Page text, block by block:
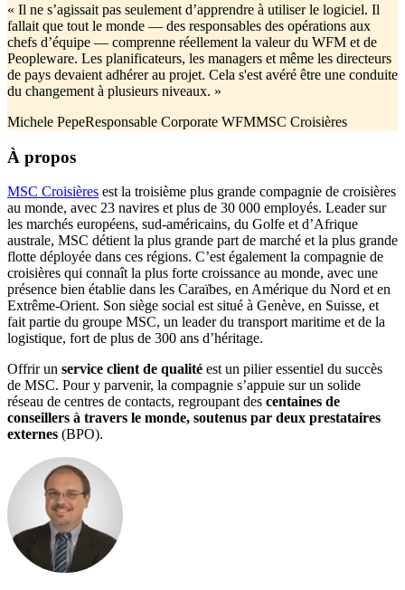
« Il ne s’agissait pas seulement d’apprendre à utiliser le logiciel. Il
fallait que tout le monde — des responsables des opérations aux
chefs d’équipe — comprenne réellement la valeur du WFM et de
Peopleware. Les planificateurs, les managers et même les directeurs
de pays devaient adhérer au projet. Cela s'est avéré être une conduite
du changement à plusieurs niveaux. »
Michele PepeResponsable Corporate WFMMSC Croisières
À propos
MSC Croisières est la troisième plus grande compagnie de croisières
au monde, avec 23 navires et plus de 30 000 employés. Leader sur
les marchés européens, sud-américains, du Golfe et d’Afrique
australe, MSC détient la plus grande part de marché et la plus grande
flotte déployée dans ces régions. C’est également la compagnie de
croisières qui connaît la plus forte croissance au monde, avec une
présence bien établie dans les Caraïbes, en Amérique du Nord et en
Extrême-Orient. Son siège social est situé à Genève, en Suisse, et
fait partie du groupe MSC, un leader du transport maritime et de la
logistique, fort de plus de 300 ans d’héritage.
Offrir un service client de qualité est un pilier essentiel du succès
de MSC. Pour y parvenir, la compagnie s’appuie sur un solide
réseau de centres de contacts, regroupant des centaines de
conseillers à travers le monde, soutenus par deux prestataires
externes (BPO).